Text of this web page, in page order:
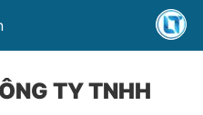
TY TNHH